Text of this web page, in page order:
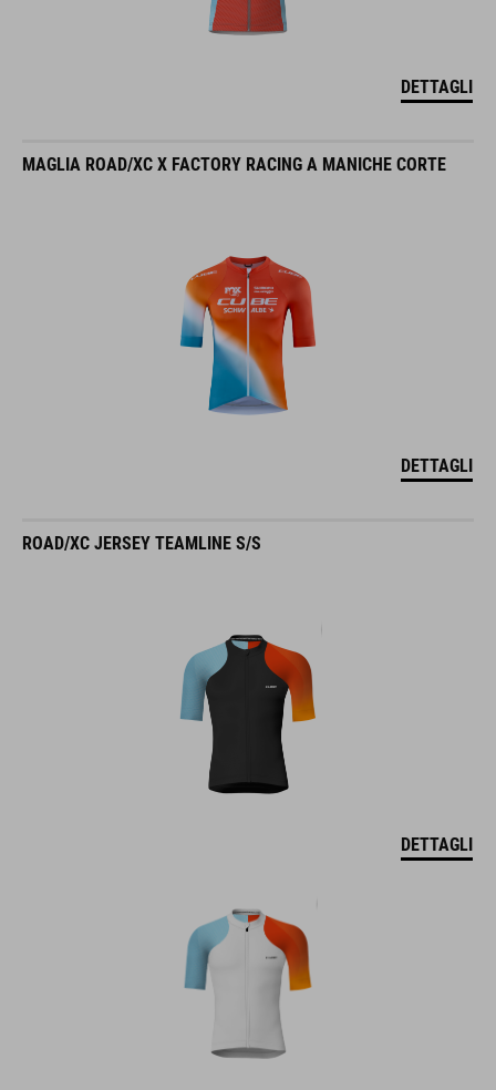
DETTAGLI
MAGLIA ROAD/XC X FACTORY RACING A MANICHE CORTE
DETTAGLI
ROAD/XC JERSEY TEAMLINE S/S
DETTAGLI